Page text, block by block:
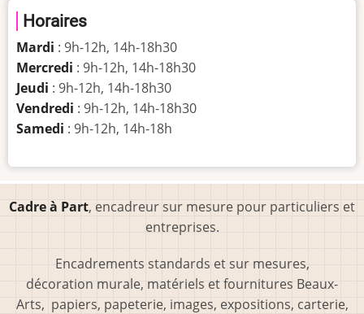
Horaires
Mardi : 9h-12h, 14h-18h30
Mercredi : 9h-12h, 14h-18h30
Jeudi : 9h-12h, 14h-18h30
Vendredi : 9h-12h, 14h-18h30
Samedi : 9h-12h, 14h-18h
Cadre à Part, encadreur sur mesure pour particuliers et
entreprises.
Encadrements standards et sur mesures,
décoration murale, matériels et fournitures Beaux-
Arts, papiers, papeterie, images, expositions, carterie,